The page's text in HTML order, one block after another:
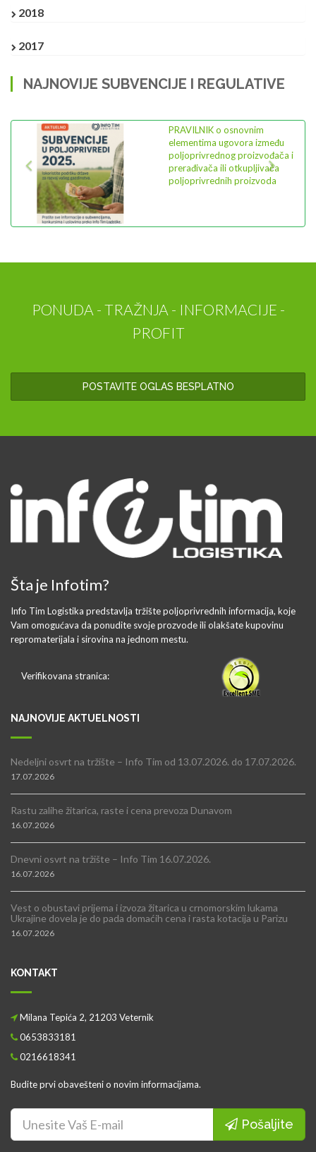
2018
2017
NAJNOVIJE SUBVENCIJE I REGULATIVE
PRAVILNIK o osnovnim
elementima ugovora između
poljoprivrednog proizvođača i
prerađivača ili otkupljivača
poljoprivrednih proizvoda
Previous Next
PONUDA - TRAŽNJA - INFORMACIJE -
PROFIT
POSTAVITE OGLAS BESPLATNO
Šta je Infotim?
Info Tim Logistika predstavlja tržište poljoprivrednih informacija, koje
Vam omogućava da ponudite svoje prozvode ili olakšate kupovinu
repromaterijala i sirovina na jednom mestu.
Verifikovana stranica:
NAJNOVIJE AKTUELNOSTI
Nedeljni osvrt na tržište – Info Tim od 13.07.2026. do 17.07.2026.
17.07.2026
Rastu zalihe žitarica, raste i cena prevoza Dunavom
16.07.2026
Dnevni osvrt na tržište – Info Tim 16.07.2026.
16.07.2026
Vest o obustavi prijema i izvoza žitarica u crnomorskim lukama
Ukrajine dovela je do pada domaćih cena i rasta kotacija u Parizu
16.07.2026
KONTAKT
Milana Tepića 2, 21203 Veternik
0653833181
0216618341
Budite prvi obavešteni o novim informacijama.
Pošaljite